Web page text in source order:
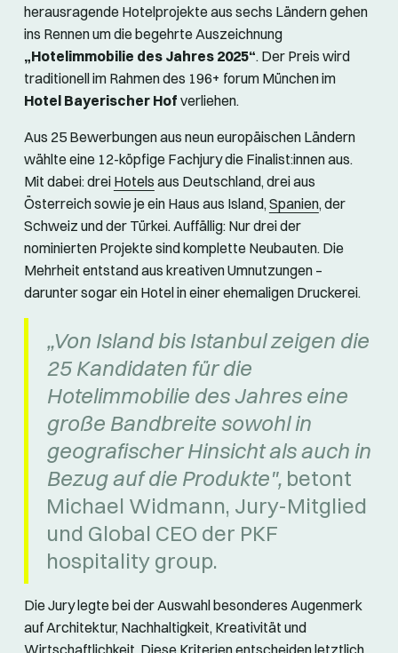
herausragende Hotelprojekte aus sechs Ländern gehen
ins Rennen um die begehrte Auszeichnung
„Hotelimmobilie des Jahres 2025“. Der Preis wird
traditionell im Rahmen des 196+ forum München im
Hotel Bayerischer Hof verliehen.
Aus 25 Bewerbungen aus neun europäischen Ländern
wählte eine 12-köpfige Fachjury die Finalist:innen aus.
Mit dabei: drei Hotels aus Deutschland, drei aus
Österreich sowie je ein Haus aus Island,Spanien, der
Schweiz und der Türkei. Auffällig: Nur drei der
nominierten Projekte sind komplette Neubauten. Die
Mehrheit entstand aus kreativen Umnutzungen –
darunter sogar ein Hotel in einer ehemaligen Druckerei.
„Von Island bis Istanbul zeigen die
25 Kandidaten für die
Hotelimmobilie des Jahres eine
große Bandbreite sowohl in
geografischer Hinsicht als auch in
Bezug auf die Produkte", betont
Michael Widmann, Jury-Mitglied
und Global CEO der PKF
hospitality group.
Die Jury legte bei der Auswahl besonderes Augenmerk
auf Architektur, Nachhaltigkeit, Kreativität und